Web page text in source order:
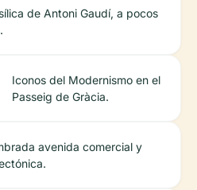
de Antoni Gaudí, a pocos
Iconos del Modernismo en el
Passeig de Gràcia.
avenida comercial y